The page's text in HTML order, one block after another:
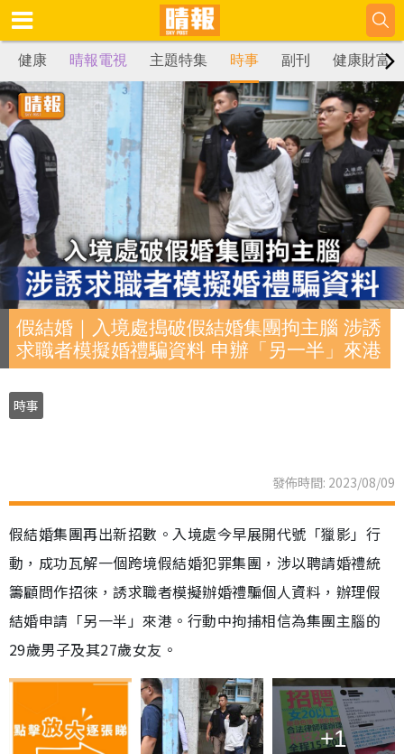
健康 晴報電視 主題特集 時事 副刊 健康財富
假結婚｜入境處搗破假結婚集團拘主腦 涉誘
求職者模擬婚禮騙資料 申辦「另一半」來港
時事
發佈時間: 2023/08/09
假結婚集團再出新招數。入境處今早展開代號「獵影」行
動，成功瓦解一個跨境假結婚犯罪集團，涉以聘請婚禮統
籌顧問作招徠，誘求職者模擬辦婚禮騙個人資料，辦理假
結婚申請「另一半」來港。行動中拘捕相信為集團主腦的
29歲男子及其27歲女友。
+1